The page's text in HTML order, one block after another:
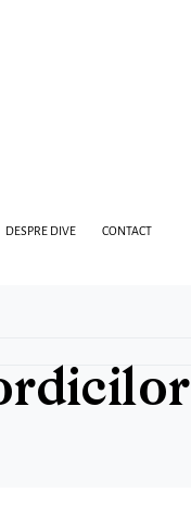
DESPRE DIVE CONTACT